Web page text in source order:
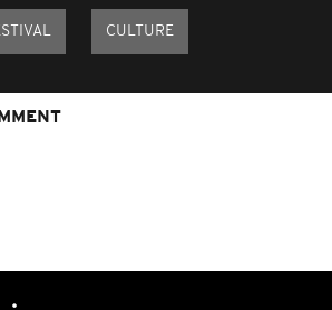
CULTURE